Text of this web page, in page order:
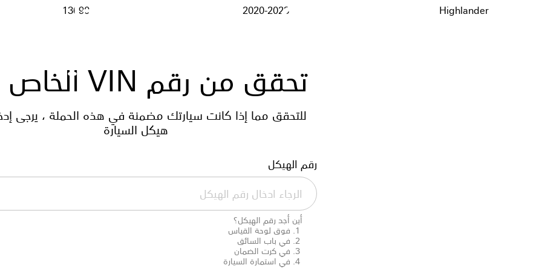
دعوة لمالكي مركبات تويوتا
Highlander
2020-2023
13690
تحقق من رقم VIN الخاص بك
للتحقق مما إذا كانت سيارتك مضمنة في هذه الحملة ، يرجى
هيكل السيارة
رقم الهيكل
أين أجد رقم الهيكل؟
فوق لوحة القياس
في باب السائق
في كرت الضمان
في استمارة السيارة